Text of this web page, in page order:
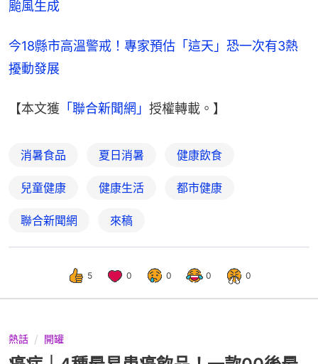
颱風生成
今18縣市高溫警戒！專家預估「這天」恐一次有3熱
擾動發展
【本文獲 「聯合新聞網」 授權轉載。】
消暑食品 夏日消暑 健康飲食
兒童健康 健康生活 都市健康
聯合新聞網 來稿
5 0 0 0 0
熱話 開罐